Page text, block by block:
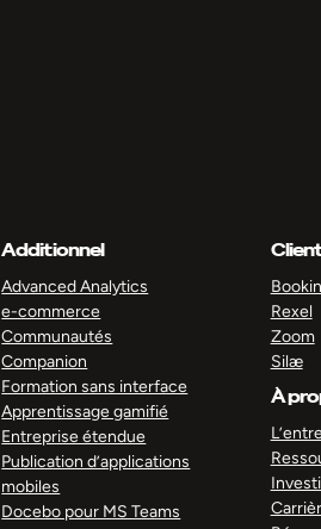
Additionnel
Advanced Analytics
e-commerce
Communautés
Companion
Formation sans interface
Apprentissage gamifié
Entreprise étendue
Publication d’applications
mobiles
Docebo pour MS Teams
Rexel
Zoom
Silæ
À